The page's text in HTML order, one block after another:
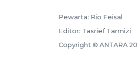
Pewarta: Rio Feisal
Editor: Tasrief Tarmizi
Copyright © ANTARA